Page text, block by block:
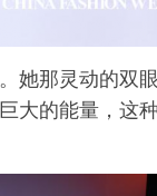
她那灵动的双
大的能量，这